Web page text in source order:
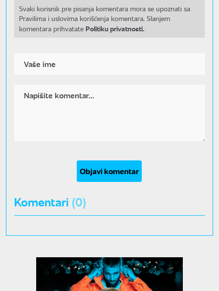
Svaki korisnik pre pisanja komentara mora se upoznati sa
Pravilima i uslovima korišćenja komentara. Slanjem
komentara prihvatate Politiku privatnosti.
Objavi komentar
Komentari (0)